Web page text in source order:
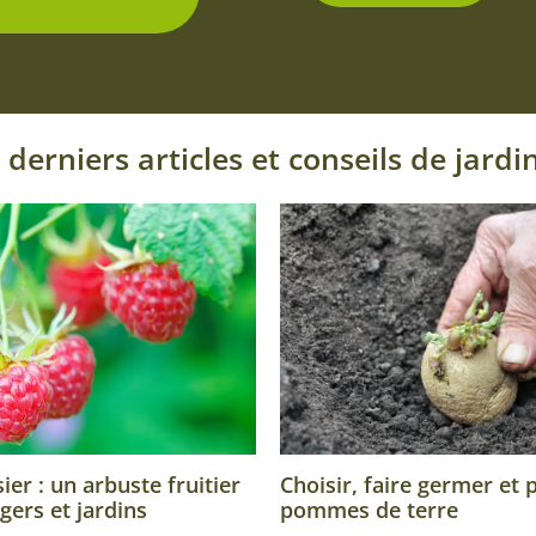
derniers articles et conseils de
: un arbuste fruitier
et jardins
Choisir, faire germer et
pommes de terre